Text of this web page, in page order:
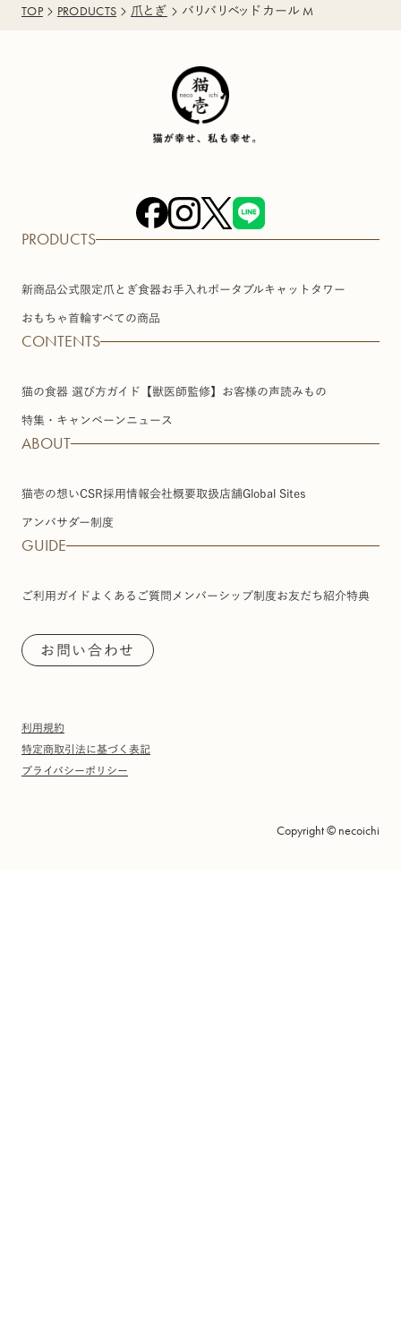
TOP PRODUCTS 爪とぎ バリバリベッド カール M
PRODUCTS
新商品公式限定爪とぎ食器お手入れポータブル キャットタワー
おもちゃ首輪すべての商品
CONTENTS
猫の食器 選び方ガイド【獣医師監修】 お客様の声読みもの
特集・キャンペーンニュース
ABOUT
猫壱の想いCSR採用情報会社概要取扱店舗Global Sites
アンバサダー制度
GUIDE
ご利用ガイド よくあるご質問 メンバーシップ制度お友だち紹介特典
お問い合わせ
利用規約
特定商取引法に基づく表記
プライバシーポリシー
Copyright © necoichi